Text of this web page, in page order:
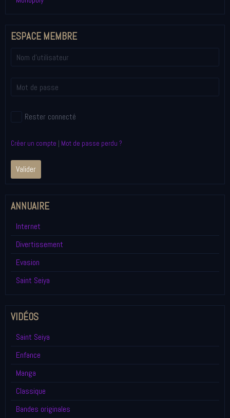
ESPACE MEMBRE
Rester connecté
Créer un compte | Mot de passe perdu ?
Valider
ANNUAIRE
Internet
Divertissement
Evasion
Saint Seiya
VIDÉOS
Saint Seiya
Enfance
Manga
Classique
Bandes originales